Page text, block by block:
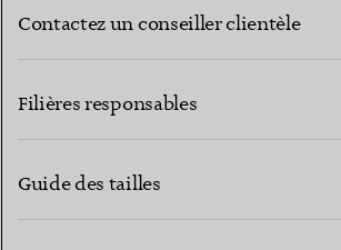
Contactez un conseiller clientèle
Filières responsables
Guide des tailles